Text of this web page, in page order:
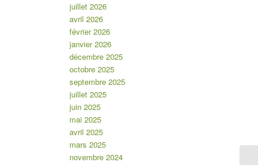
juillet 2026
avril 2026
février 2026
janvier 2026
décembre 2025
octobre 2025
septembre 2025
juillet 2025
juin 2025
mai 2025
avril 2025
mars 2025
novembre 2024